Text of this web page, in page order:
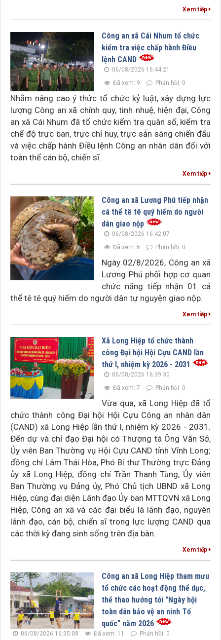
Xem tiếp
Công an xã Cái Nhum tổ chức
kiểm tra việc chấp hành Điều
lệnh CAND
06/08/2026 16:44:21
Đã xem: 9
Phản hồi: 0
Nhằm nâng cao ý thức tổ chức kỷ luật, xây dựng lực
lượng Công an xã chính quy, tinh nhuệ, hiện đại, Công
an xã Cái Nhum đã tổ chức kiểm tra quân số, kiểm tra
chế độ trực ban, trực chỉ huy, trực sẵn sàng chiến đấu
và việc chấp hành Điều lệnh Công an nhân dân đối với
toàn thể cán bộ, chiến sĩ.
Xem tiếp
Công an xã Lương Phú tiếp nhận
cá thể tê tê quý hiếm do người
dân giao nộp
06/08/2026 16:42:07
Đã xem: 6
Phản hồi: 0
Ngày 02/8/2026, Công an xã
Lương Phú phối hợp cơ quan
chức năng tiếp nhận 01 cá
thể tê tê quý hiếm do người dân tự nguyện giao nộp.
Xem tiếp
Xã Long Hiệp tổ chức thành
công Đại hội Hội Cựu CAND lần
thứ I, nhiệm kỳ 2026 - 2031
06/08/2026 16:39:30
Đã xem: 7
Phản hồi: 0
Vừa qua, xã Long Hiệp đã tổ
chức thành công Đại hội Hội Cựu Công an nhân dân
(CAND) xã Long Hiệp lần thứ I, nhiệm kỳ 2026 - 2031.
Đến dự và chỉ đạo Đại hội có Thượng tá Ông Văn Sở,
Ủy viên Ban Thường vụ Hội Cựu CAND tỉnh Vĩnh Long;
đồng chí Lâm Thái Hòa, Phó Bí thư Thường trực Đảng
ủy xã Long Hiệp; đồng chí Trần Thanh Tùng, Ủy viên
Ban Thường vụ Đảng ủy, Phó Chủ tịch UBND xã Long
Hiệp, cùng đại diện Lãnh đạo Ủy ban MTTQVN xã Long
Hiệp, Công an xã và các đại biểu là lãnh đạo, nguyên
lãnh đạo, cán bộ, chiến sĩ trong lực lượng CAND qua
các thời kỳ đang sinh sống trên địa bàn.
Xem tiếp
Công an xã Long Hiệp tham mưu
tổ chức các hoạt động thể dục,
thể thao hướng tới "Ngày hội
toàn dân bảo vệ an ninh Tổ
quốc" năm 2026
06/08/2026 16:35:08 Đã xem: 11 Phản hồi: 0